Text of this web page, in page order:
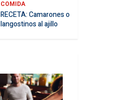
COMIDA
RECETA: Camarones o
langostinos al ajillo